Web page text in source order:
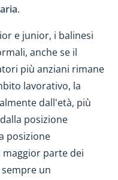
.
e junior, i balinesi
anche se il
più anziani rimane
lavorativo, la
dall'età, più
posizione
posizione
parte dei
un